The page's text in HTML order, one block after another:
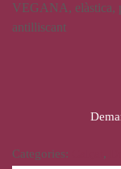
VEGANA, elàstica,
antilliscant
Categories: ,